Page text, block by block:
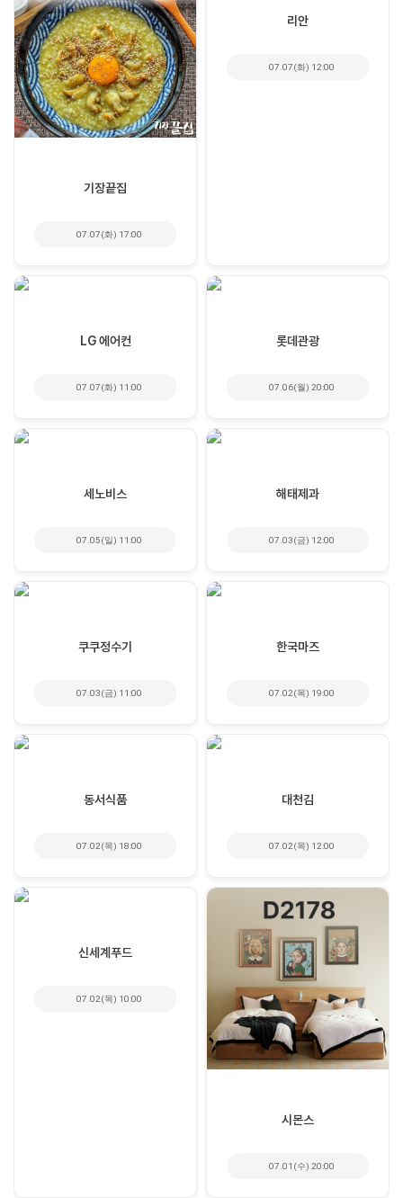
기장끝집
07.07(화) 17:00
리안
07.07(화) 12:00
LG 에어컨
07.07(화) 11:00
롯데관광
07.06(월) 20:00
세노비스
07.05(일) 11:00
해태제과
07.03(금) 12:00
쿠쿠정수기
07.03(금) 11:00
한국마즈
07.02(목) 19:00
동서식품
07.02(목) 18:00
대천김
07.02(목) 12:00
신세계푸드
07.02(목) 10:00
시몬스
07.01(수) 20:00